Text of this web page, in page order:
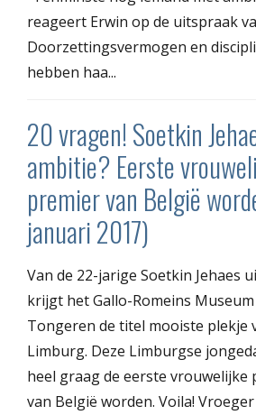
reageert Erwin op de uitspraak
Doorzettingsvermogen en
hebben haa...
20 vragen! Soetkin
ambitie? Eerste
premier van België
januari 2017)
Van de 22-jarige Soetkin Jehaes
krijgt het Gallo-Romeins
Tongeren de titel mooiste plekje
Limburg. Deze Limburgse
heel graag de eerste vrouwelijke
van België worden. Voila!